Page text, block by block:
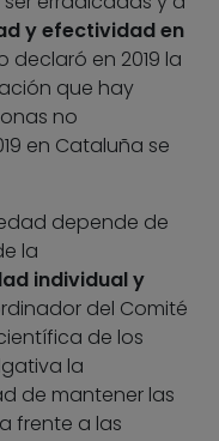
y efectividad en
declaró en 2019 la
que hay
no
en Cataluña se
depende de
la
individual y
del Comité
de los
la
de mantener las
frente a las